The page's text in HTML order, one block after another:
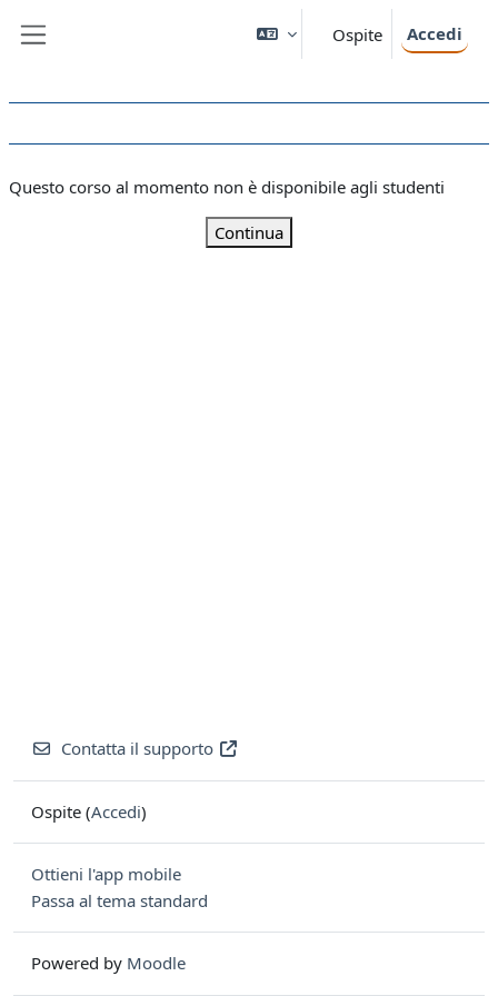
Ospite Accedi
Questo corso al momento non è disponibile agli studenti
Continua
Contatta il supporto
Ospite (Accedi)
Ottieni l'app mobile
Passa al tema standard
Powered by Moodle